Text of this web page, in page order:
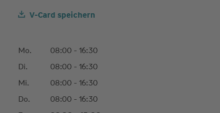
V-Card speichern
Mo.
08:00 - 16:30
Di.
08:00 - 16:30
Mi.
08:00 - 16:30
Do.
08:00 - 16:30